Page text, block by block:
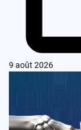
9 août 2026